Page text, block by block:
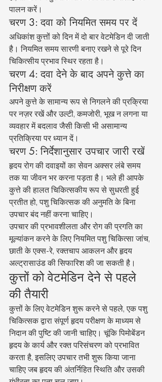
पालन करें।
चरण 3: दवा को नियमित समय पर दें
अधिकांश कुत्तों को दिन में दो बार वेटमेडिन दी जाती
है। नियमित समय सारणी बनाए रखने से पूरे दिन
चिकित्सीय प्रभाव स्थिर रहता है।
चरण 4: दवा देने के बाद अपने कुत्ते का
निरीक्षण करें
अपने कुत्ते के सामान्य रूप से निगलने की प्रक्रिया
पर नज़र रखें और उल्टी, कमजोरी, भूख न लगना या
व्यवहार में बदलाव जैसी किसी भी असामान्य
प्रतिक्रिया पर ध्यान दें।
चरण 5: निर्देशानुसार उपचार जारी रखें
हृदय रोग की दवाइयों का सेवन अक्सर लंबे समय
तक या जीवन भर करना पड़ता है। भले ही आपके
कुत्ते की हालत चिकित्सकीय रूप से सुधरती हुई
प्रतीत हो, पशु चिकित्सक की अनुमति के बिना
उपचार बंद नहीं करना चाहिए।
उपचार की प्रभावशीलता और रोग की प्रगति का
मूल्यांकन करने के लिए नियमित पशु चिकित्सा जांच,
छाती के एक्स-रे, रक्तचाप आकलन और हृदय
अल्ट्रासाउंड की सिफारिश की जा सकती है।
कुत्तों को वेटमेडिन देने से पहले
की तैयारी
कुत्तों के लिए वेटमेडिन शुरू करने से पहले, एक पशु
चिकित्सक द्वारा संपूर्ण हृदय परीक्षण के माध्यम से
निदान की पुष्टि की जानी चाहिए। चूंकि पिमोबेंडन
हृदय के कार्य और रक्त परिसंचरण को प्रभावित
करता है, इसलिए उपचार तभी शुरू किया जाना
चाहिए जब हृदय की अंतर्निहित स्थिति और उसकी